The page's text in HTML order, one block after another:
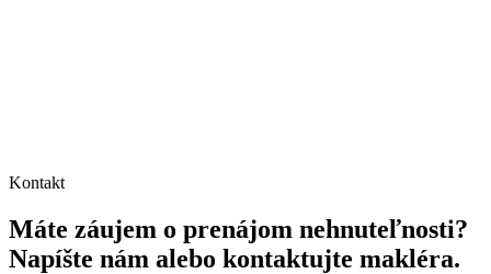
Kontakt
Máte záujem o prenájom nehnuteľnosti?
Napíšte nám alebo kontaktujte makléra.